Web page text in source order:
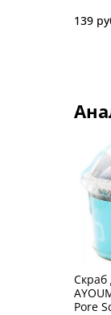
139
Скраб
Pore